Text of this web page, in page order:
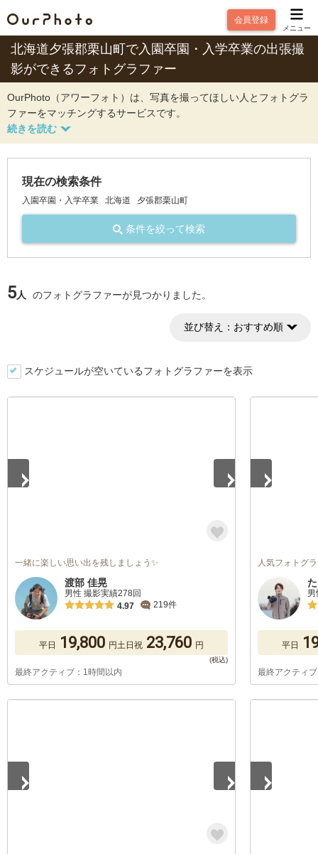
会員登録
メニュー
北海道夕張郡栗山町で入園卒園・入学卒業の出張撮
影ができるフォトグラファー
OurPhoto（アワーフォト）は、写真を撮ってほしい人とフォトグラ
ファーをマッチングするサービスです。
現在の検索条件
入園卒園・入学卒業 北海道 夕張郡栗山町
条件を絞って検索
5人 のフォトグラファーが見つかりました。
並び替え： おすすめ順
スケジュールが空いているフォトグラファーを表示
一緒に楽しい思い出を残しましょう✨
渡部 佳晃
男性 撮影実績278回
4.97
219件
平日 19,800 円土日祝 23,760 円
最終アクティブ：1時間以内
人気フォトグ
平日
最終アクティ